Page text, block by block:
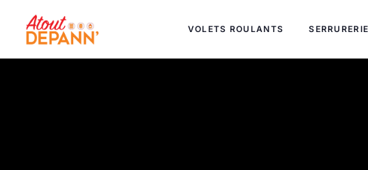
VOLETS ROULANTS SERRURERIE